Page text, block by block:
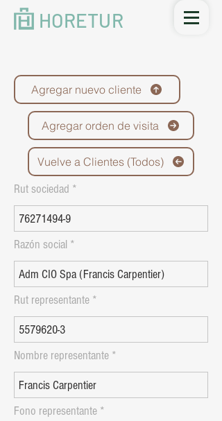
HORETUR
Agregar nuevo cliente
Agregar orden de visita
Vuelve a Clientes (Todos)
Rut sociedad
Razón social
Rut representante
Nombre representante
Fono representante